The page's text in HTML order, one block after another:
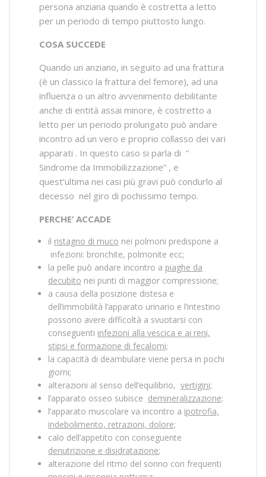
persona anziana quando è costretta a letto
per un periodo di tempo piuttosto lungo.
COSA SUCCEDE
Quando un anziano, in seguito ad una frattura
(è un classico la frattura del femore), ad una
influenza o un altro avvenimento debilitante
anche di entità assai minore, è costretto a
letto per un periodo prolungato può andare
incontro ad un vero e proprio collasso dei vari
apparati . In questo caso si parla di ”
Sindrome da Immobilizzazione” , e
quest’ultima nei casi più gravi può condurlo al
decesso nel giro di pochissimo tempo.
PERCHE’ ACCADE
il ristagno di muco nei polmoni predispone a
infezioni: bronchite, polmonite ecc;
la pelle può andare incontro a piaghe da
decubito nei punti di maggior compressione;
a causa della posizione distesa e
dell’immobilità l’apparato urinario e l’intestino
possono avere difficoltà a svuotarsi con
conseguenti infezioni alla vescica e ai reni,
stipsi e formazione di fecalomi;
la capacità di deambulare viene persa in pochi
giorni;
alterazioni al senso dell’equilibrio, vertigini;
l’apparato osseo subisce demineralizzazione;
l’apparato muscolare va incontro a ipotrofia,
indebolimento, retrazioni, dolore;
calo dell’appetito con conseguente
denutrizione e disidratazione;
alterazione del ritmo del sonno con frequenti